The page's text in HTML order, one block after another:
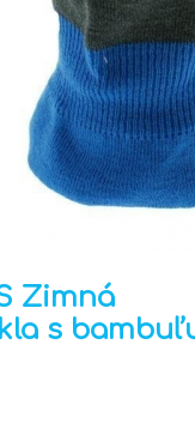
Zimná
s